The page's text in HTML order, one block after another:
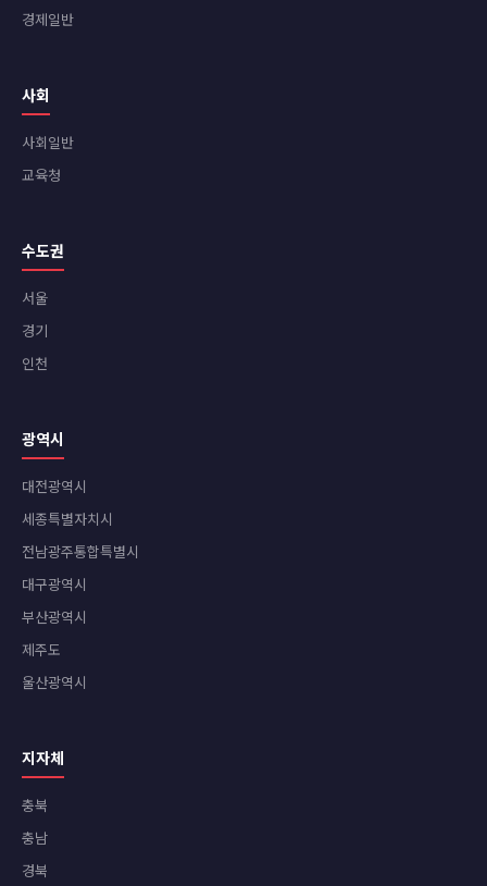
경제일반
사회
사회일반
교육청
수도권
서울
경기
인천
광역시
대전광역시
세종특별자치시
전남광주통합특별시
대구광역시
부산광역시
제주도
울산광역시
지자체
충북
충남
경북